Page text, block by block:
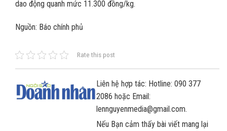
dao động quanh mức 11.300 đồng/kg.
Nguồn: Báo chính phủ
Rate this post
Liên hệ hợp tác: Hotline: 090 377
2086 hoặc Email:
lennguyenmedia@gmail.com.
Nếu Bạn cảm thấy bài viết mang lại